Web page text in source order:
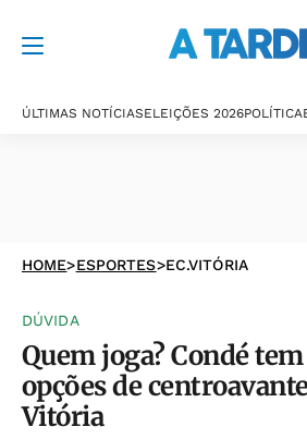
ÚLTIMAS NOTÍCIASELEIÇÕES 2026POLÍTICA
HOME>ESPORTES>EC.VITÓRIA
DÚVIDA
Quem joga? Condé
opções de
Vitória